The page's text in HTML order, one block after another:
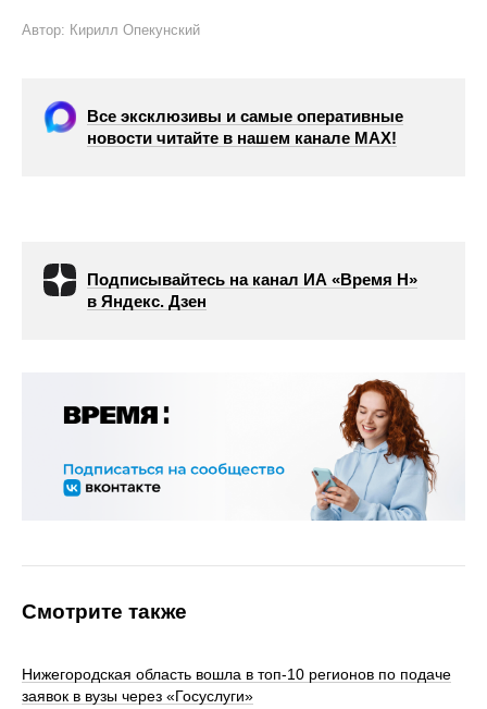
Автор: Кирилл Опекунский
Все эксклюзивы и самые оперативные
новости читайте в нашем канале МАХ!
Подписывайтесь на канал ИА «Время Н»
в Яндекс. Дзен
Смотрите также
Нижегородская область вошла в топ-10 регионов по подаче
заявок в вузы через «Госуслуги»